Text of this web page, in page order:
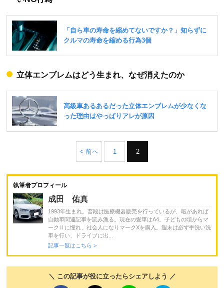
立体エンブレムはどう生まれ、なぜ消えたのか
< 前へ 1 2
執筆者プロフィール
成田 佑真
1993年生まれ。普段は医療機器販売を行っているが、暇があれば
自動車関連記事を読み漁る。現在の愛車はA4。子どもの頃からマ
ークⅡに憧れ、社会人になりマークXを購入。週末は必ず手洗い洗
車を行い、ドライブに出...
記事一覧はこちら >
＼ この記事が役に立ったらシェアしよう ／